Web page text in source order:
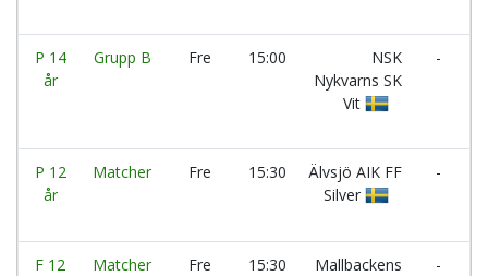
P 14
år
Grupp B Fre 15:00
NSK
Nykvarns SK
Vit
-
P 12
år
Matcher Fre 15:30
Älvsjö AIK FF
Silver
-
F 12
Matcher Fre 15:30
Mallbackens
-